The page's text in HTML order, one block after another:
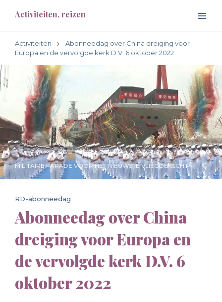
Activiteiten, reizen
Activiteiten
Abonneedag over China dreiging voor
Europa en de vervolgde kerk D.V. 6 oktober 2022
MILITAIRE PARADE VOOR HET NIEUWSTE VLIEGDEKSCHIP
RD-abonneedag
Abonneedag over China
dreiging voor Europa en
de vervolgde kerk D.V. 6
oktober 2022